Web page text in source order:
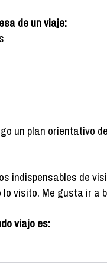
de un viaje:
un plan orientativo
indispensables de
lo visito. Me gusta ir a
viajo es: